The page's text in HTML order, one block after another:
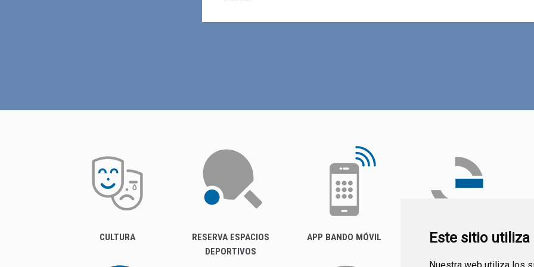
Este sitio
CULTURA
RESERVA ESPACIOS
DEPORTIVOS
APP BANDO MÓVIL
FACTURA ELECTRÓNICA